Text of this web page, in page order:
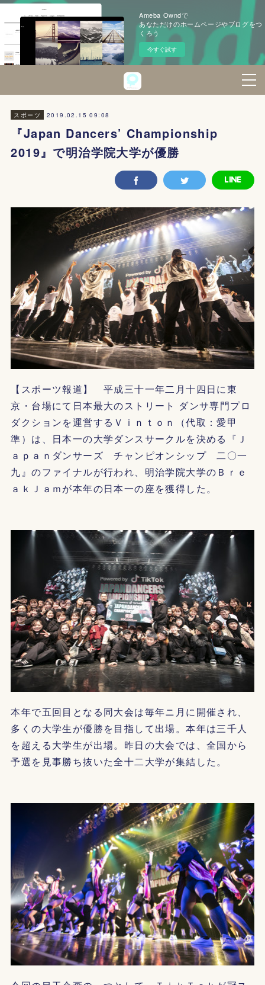
Ameba Owndで
あなただけのホームページやブログをつ
くろう
今すぐ試す
スポーツ 2019.02.15 09:08
『Japan Dancers’ Championship
2019』で明治学院大学が優勝
【スポーツ報道】 平成三十一年二月十四日に東
京・台場にて日本最大のストリート ダンサ専門プロ
ダクションを運営するＶｉｎｔｏｎ（代取：愛甲
準）は、日本一の大学ダンスサークルを決める『Ｊ
ａｐａｎダンサーズ チャンピオンシップ 二〇一
九』のファイナルが行われ、明治学院大学のＢｒｅ
ａｋＪａｍが本年の日本一の座を獲得した。
本年で五回目となる同大会は毎年ニ月に開催され、
多くの大学生が優勝を目指して出場。本年は三千人
を超える大学生が出場。昨日の大会では、全国から
予選を見事勝ち抜いた全十二大学が集結した。